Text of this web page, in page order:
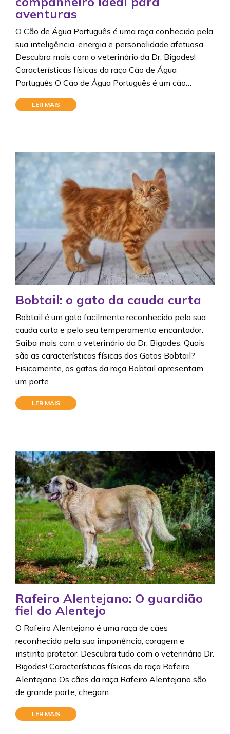
aventuras
O Cão de Água Português é uma raça conhecida pela
sua inteligência, energia e personalidade afetuosa.
Descubra mais com o veterinário da Dr. Bigodes!
Características físicas da raça Cão de Água
Português O Cão de Água Português é um cão…
LER MAIS
Bobtail: o gato da cauda curta
Bobtail é um gato facilmente reconhecido pela sua
cauda curta e pelo seu temperamento encantador.
Saiba mais com o veterinário da Dr. Bigodes. Quais
são as características físicas dos Gatos Bobtail?
Fisicamente, os gatos da raça Bobtail apresentam
um porte…
LER MAIS
Rafeiro Alentejano: O guardião
fiel do Alentejo
O Rafeiro Alentejano é uma raça de cães
reconhecida pela sua imponência, coragem e
instinto protetor. Descubra tudo com o veterinário Dr.
Bigodes! Características físicas da raça Rafeiro
Alentejano Os cães da raça Rafeiro Alentejano são
de grande porte, chegam…
LER MAIS